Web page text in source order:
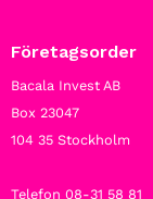
Företagsorder
Bacala Invest AB
Box 23047
104 35 Stockholm
Telefon 08-31 58 81